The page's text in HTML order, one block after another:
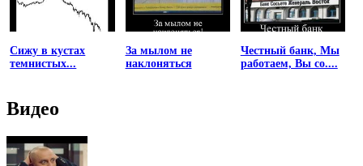
Сижу в кустах
темнистых...
За мылом не
наклоняться
Честный банк, Мы
работаем, Вы со....
Видео